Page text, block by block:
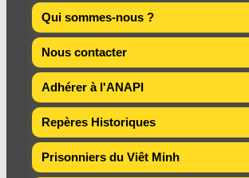
Qui sommes-nous ?
Nous contacter
Adhérer à l'ANAPI
Repères Historiques
Prisonniers du Viêt Minh